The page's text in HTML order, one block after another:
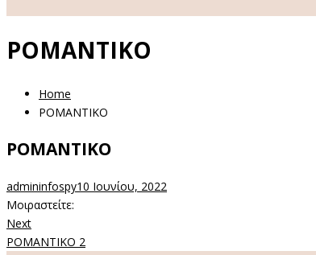
ΡΟΜΑΝΤΙΚΟ
Home
ΡΟΜΑΝΤΙΚΟ
ΡΟΜΑΝΤΙΚΟ
admininfospy10 Ιουνίου, 2022
Μοιραστείτε:
Πλοήγηση
Next
Post
Next
ΡΟΜΑΝΤΙΚΟ 2